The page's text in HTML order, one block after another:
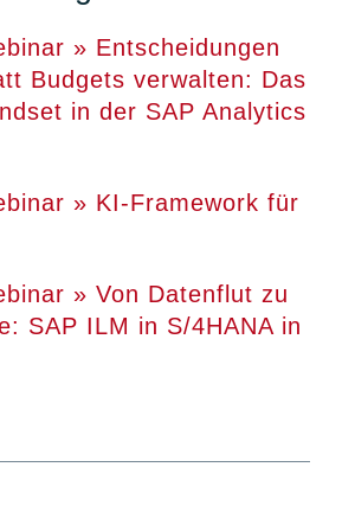
» Entscheidungen
Budgets verwalten: Das
in der SAP Analytics
» KI-Framework für
» Von Datenflut zu
SAP ILM in S/4HANA in